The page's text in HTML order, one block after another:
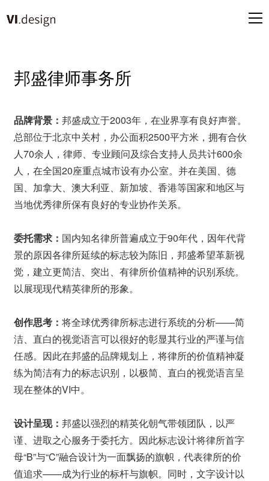
邦盛律师事务所
品牌背景： 邦盛成立于2003年，在业界享有良好声誉。
总部位于北京中关村，办公面积2500平方米，拥有合伙
人70余人，律师、专业顾问及综合支持人员共计600余
人，在全国20座重点城市设有办公室。并在美国、德
国、加拿大、澳大利亚、新加坡、香港等国家和地区与
当地优秀律所保有良好的专业协作关系。
委托需求： 国内知名律所普遍成立于90年代，因年代背
景的原因各律所延续的标志较为陈旧，邦盛希望革新视
觉，建立更简洁、突出、有律所价值精神的识别系统。
以展现现代精英律所的形象。
创作思考： 将全球优秀律所标志进行系统的分析——简
洁、直白的视觉语言可以很好的彰显其行业的严谨与信
任感。因此在邦盛的品牌规划上，将律所的价值精神凝
练为简洁有力的标志识别，以极简、直白的视觉语言呈
现在整体的VI中。
设计呈现： 邦盛以强烈的精英化朝气带领团队，以严
谨、进取之心服务于委托方。因此标志设计将律所首字
母“B”与“C”融合设计为一面飘扬的旗帜，代表律所的价
值追求——成为行业的标杆与旗帜。同时，文字设计以